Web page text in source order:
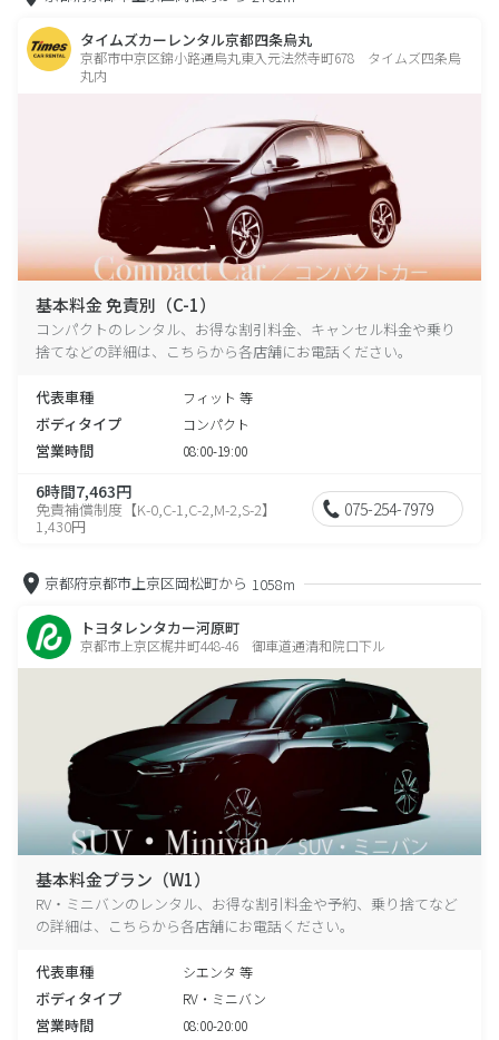
タイムズカーレンタル京都四条烏丸
京都市中京区錦小路通烏丸東入元法然寺町678 タイムズ四条烏
丸内
基本料金 免責別（C-1）
コンパクトのレンタル、お得な割引料金、キャンセル料金や乗り
捨てなどの詳細は、こちらから各店舗にお電話ください。
代表車種 フィット 等
ボディタイプ コンパクト
営業時間 08:00-19:00
6時間7,463円
免責補償制度【K-0,C-1,C-2,M-2,S-2】
1,430円
075-254-7979
京都府京都市上京区岡松町から 1058m
トヨタレンタカー河原町
京都市上京区梶井町448-46 御車道通清和院口下ル
基本料金プラン（W1）
RV・ミニバンのレンタル、お得な割引料金や予約、乗り捨てなど
の詳細は、こちらから各店舗にお電話ください。
代表車種 シエンタ 等
ボディタイプ RV・ミニバン
営業時間 08:00-20:00